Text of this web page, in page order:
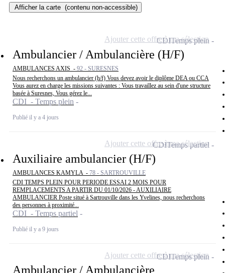
Afficher la carte (contenu non-accessible)
Ambulancier / Ambulancière (H/F)
AMBULANCES AXIS - 92 - SURESNES
Nous recherchons un ambulancier (h/f) Vous devez avoir le diplôme DEA ou CCA
Vous aurez en charge les missions suivantes : Vous travaillez au sein d'une structure
basée à Suresnes, Vous gérez le...
CDI - Temps plein
Publié il y a 4 jours
CDITemps plein
Ajouter cette offre à ma sélection
Auxiliaire ambulancier (H/F)
AMBULANCES KAMYLA - 78 - SARTROUVILLE
CDI TEMPS PLEIN POUR PERIODE ESSAI 2 MOIS POUR
REMPLACEMENTS A PARTIR DU 01/10/2026 - AUXILIAIRE
AMBULANCIER Poste situé à Sartrouville dans les Yvelines, nous recherchons
des personnes à proximité...
CDI - Temps partiel
Publié il y a 9 jours
CDITemps partiel
Ajouter cette offre à ma sélection
Ambulancier / Ambulancière
CDITemps plein
Ajouter cette offre à ma sélection